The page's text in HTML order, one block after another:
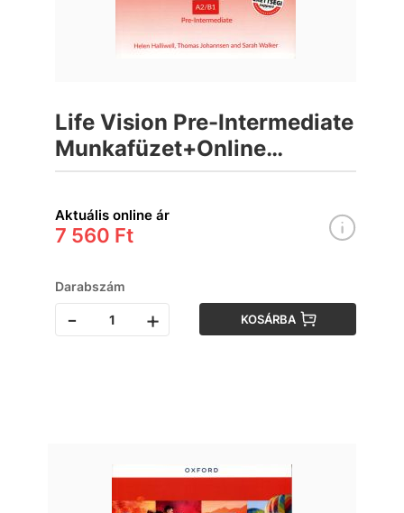
Life Vision Pre-Intermediate
Munkafüzet+Online
Practice
Aktuális online ár
7 560 Ft
Darabszám
- + KOSÁRBA